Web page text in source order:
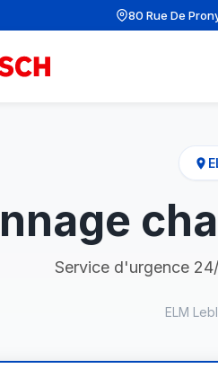
80 Rue De
Service d'urgence
ELM